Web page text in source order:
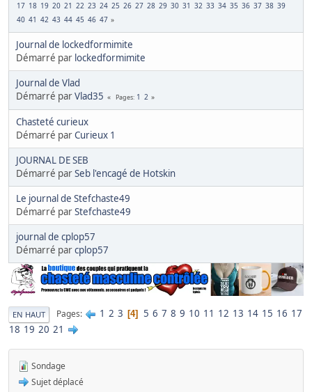
17 18 19 20 21 22 23 24 25 26 27 28 29 30 31 32 33 34 35 36 37 38 39
40 41 42 43 44 45 46 47
Journal de lockedformimite
Démarré par lockedformimite
Journal de Vlad
Démarré parVlad35 Pages 1 2
Chasteté curieux
Démarré parCurieux 1
JOURNAL DE SEB
Démarré parSeb l'encagé de Hotskin
Le journal de Stefchaste49
Démarré parStefchaste49
journal de cplop57
Démarré parcplop57
EN HAUT Pages 1 2 3 4 5 6 7 8 9 10 11 12 13 14 15 16 17
18 19 20 21
Sondage
Sujet déplacé